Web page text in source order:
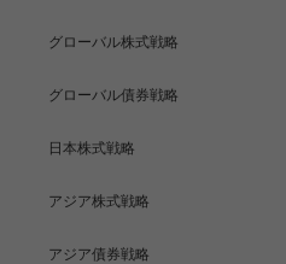
グローバル株式戦略
グローバル債券戦略
日本株式戦略
アジア株式戦略
アジア債券戦略